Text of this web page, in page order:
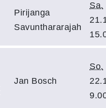
Pirijanga
Savunthararajah
Sa.
Jan Bosch
So.